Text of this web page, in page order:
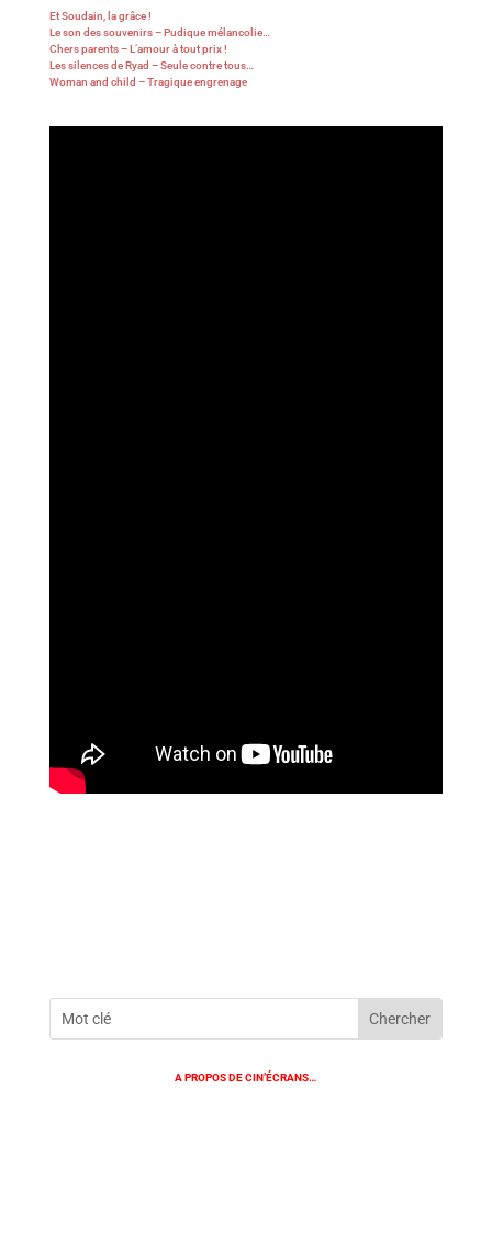
Et Soudain, la grâce !
Le son des souvenirs – Pudique mélancolie…
Chers parents – L’amour à tout prix !
Les silences de Ryad – Seule contre tous…
Woman and child – Tragique engrenage
A PROPOS DE CIN’ÉCRANS…